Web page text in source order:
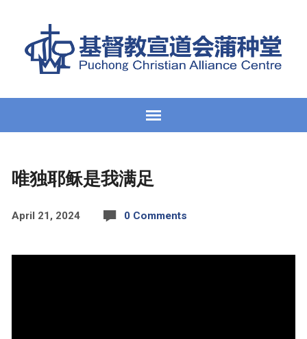
唯独耶稣是我满足
April 21, 2024 0 Comments